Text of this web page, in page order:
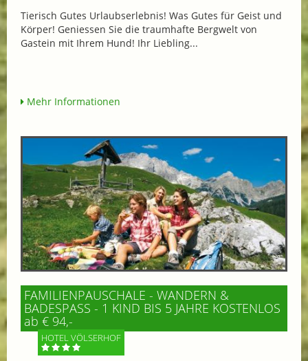
Tierisch Gutes Urlaubserlebnis! Was Gutes für Geist und
Körper! Geniessen Sie die traumhafte Bergwelt von
Gastein mit Ihrem Hund! Ihr Liebling...
Mehr Informationen
FAMILIENPAUSCHALE - WANDERN &
BADESPASS - 1 KIND BIS 5 JAHRE KOSTENLOS
ab € 94,-
HOTEL VÖLSERHOF